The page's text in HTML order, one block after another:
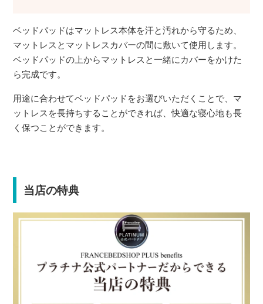
ベッドパッドはマットレス本体を汗と汚れから守るため、
マットレスとマットレスカバーの間に敷いて使用します。
ベッドパッドの上からマットレスと一緒にカバーをかけた
ら完成です。
用途に合わせてベッドパッドをお選びいただくことで、マ
ットレスを長持ちすることができれば、快適な寝心地も長
く保つことができます。
当店の特典